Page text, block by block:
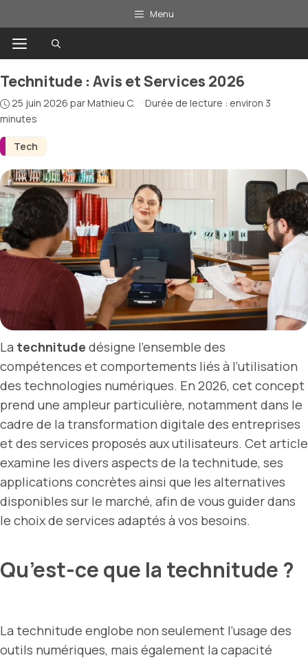
au
contenu
Menu
Menu
Tech
Technitude : Avis et Services 2026
25 juin 2026 parMathieu C. · Durée de lecture : environ 3
minutes
La technitude désigne l’ensemble des
compétences et comportements liés à l’utilisation
des technologies numériques. En 2026, cet concept
prend une ampleur particulière, notamment dans le
cadre de la transformation digitale des entreprises
et des services proposés aux utilisateurs. Cet article
examine les divers aspects de la technitude, ses
applications concrètes ainsi que les alternatives
disponibles sur le marché, afin de vous guider dans
le choix de services adaptés à vos besoins.
Qu’est-ce que la technitude ?
La technitude englobe non seulement l’usage des
outils numériques, mais également la capacité